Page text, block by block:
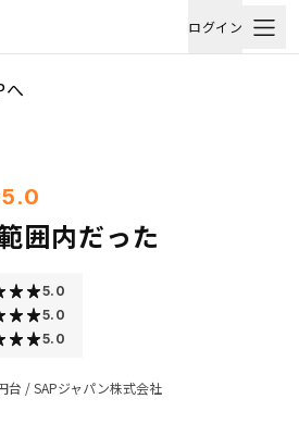
ログイン
へ
5.0
囲内だった
5.0
5.0
5.0
台 /SAPジャパン株式会社